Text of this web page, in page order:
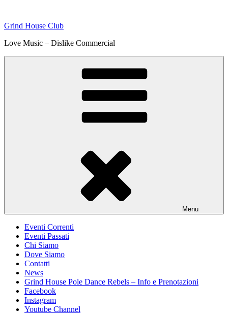
content
Grind House Club
Love Music – Dislike Commercial
Menu
Eventi Correnti
Eventi Passati
Chi Siamo
Dove Siamo
Contatti
News
Grind House Pole Dance Rebels – Info e Prenotazioni
Facebook
Instagram
Youtube Channel